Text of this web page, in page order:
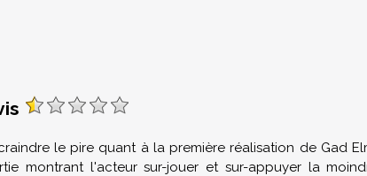
le pire quant à la première réalisation de Gad
montrant l'acteur sur-jouer et sur-appuyer la